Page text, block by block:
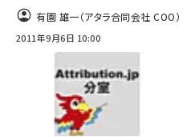
有園 雄一（アタラ合同会社 COO）
2011年9月6日 10:00